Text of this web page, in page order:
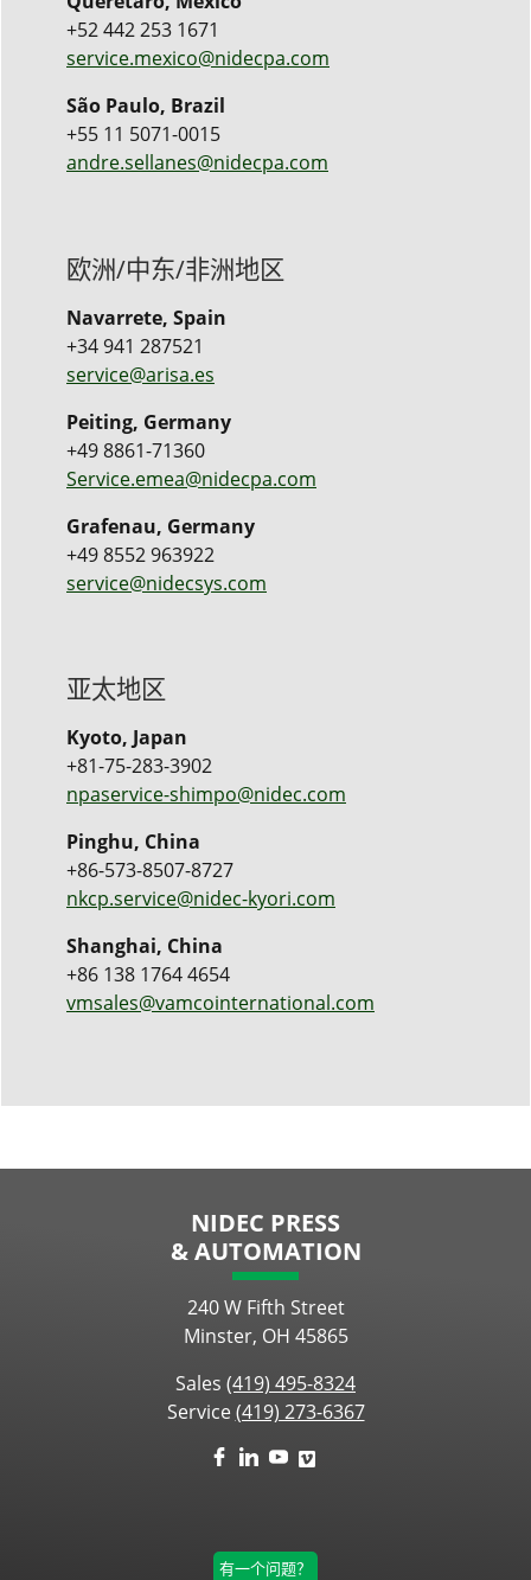
+52 442 253 1671
service.mexico@nidecpa.com
São Paulo, Brazil
+55 11 5071-0015
andre.sellanes@nidecpa.com
欧洲/中东/非洲地区
Navarrete, Spain
+34 941 287521
service@arisa.es
Peiting, Germany
+49 8861-71360
Service.emea@nidecpa.com
Grafenau, Germany
+49 8552 963922
service@nidecsys.com
亚太地区
Kyoto, Japan
+81-75-283-3902
npaservice-shimpo@nidec.com
Pinghu, China
+86-573-8507-8727
nkcp.service@nidec-kyori.com
Shanghai, China
+86 138 1764 4654
vmsales@vamcointernational.com
NIDEC PRESS
& AUTOMATION
240 W Fifth Street
Minster, OH 45865
Sales (419) 495-8324
Service(419) 273-6367
有一个问题？